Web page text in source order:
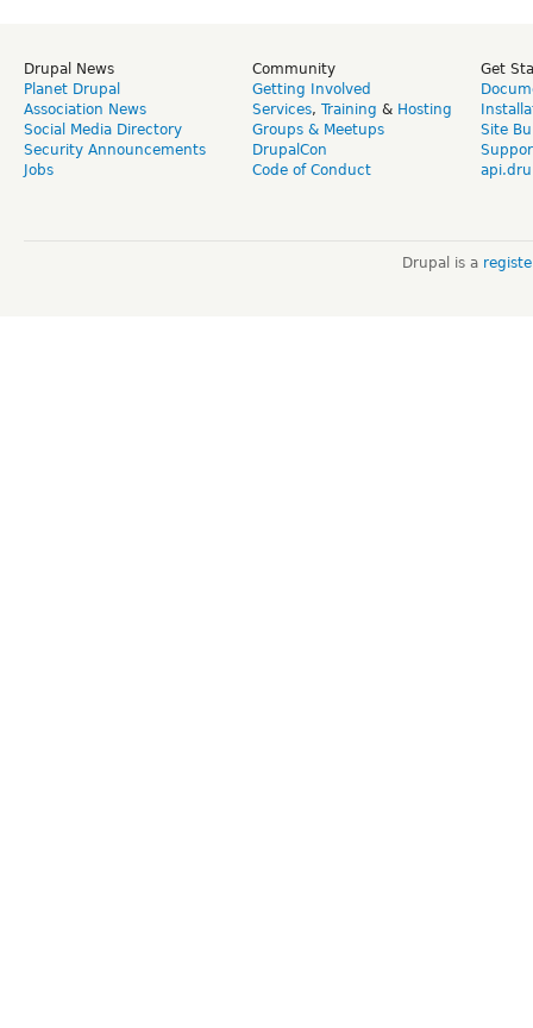
Drupal News
Planet Drupal
Association News
Social Media Directory
Security Announcements
Jobs
Community
Getting Involved
Services, Training & Hosting
Groups & Meetups
DrupalCon
Code of Conduct
Get
Site
Drupal is a